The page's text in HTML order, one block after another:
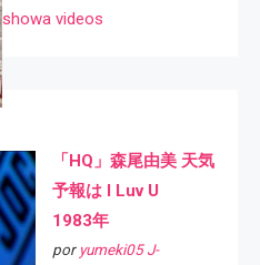
showa videos
「HQ」森尾由美 天気
予報は I Luv U
1983年
por yumeki05 J-